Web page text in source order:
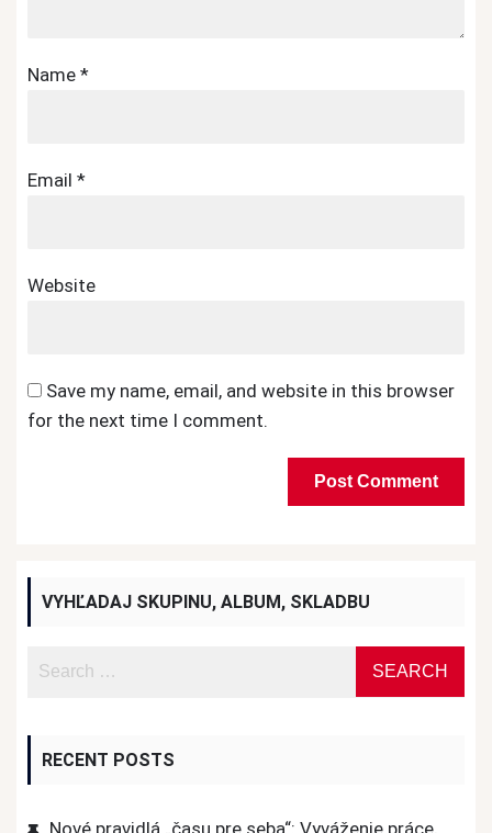
Name *
Email *
Website
Save my name, email, and website in this browser
for the next time I comment.
VYHĽADAJ SKUPINU, ALBUM, SKLADBU
RECENT POSTS
Nové pravidlá „času pre seba“: Vyváženie práce,